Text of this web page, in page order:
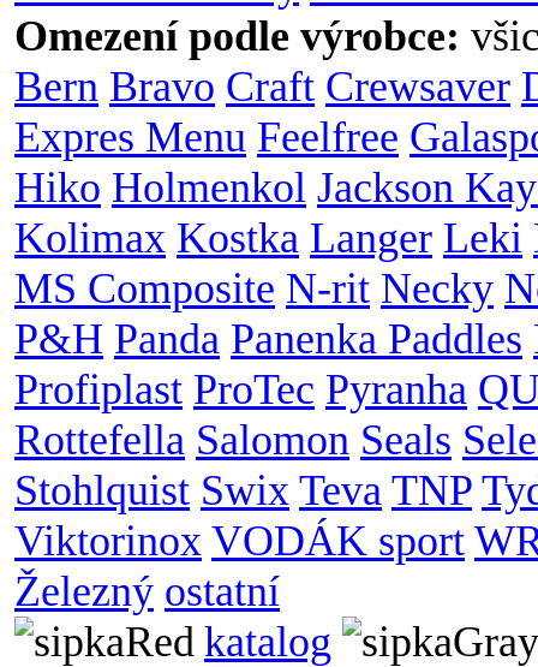
Omezení podle výrobce:
Bern Bravo Craft Crewsaver
Expres Menu Feelfree
Hiko Holmenkol Jackson
Kolimax Kostka Langer Leki
MS Composite N-rit Necky
P&H Panda Panenka Paddles
Profiplast ProTec Pyranha
Rottefella Salomon Seals
Stohlquist Swix Teva TNP
Viktorinox VODÁK sport
Železný ostatní
katalog